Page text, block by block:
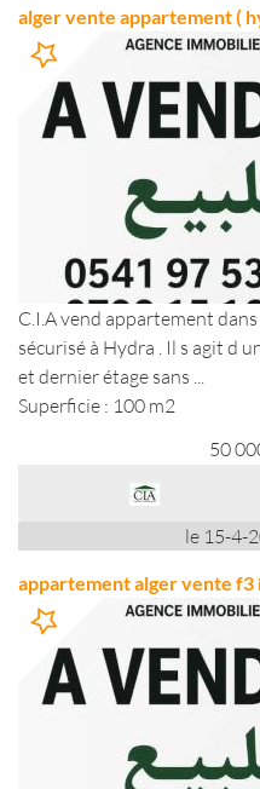
alger vente appartement (
C.I.A vend appartement
sécurisé à Hydra . Il s agit d
et dernier étage sans ...
Superficie : 100 m2
50
le 15-4-
appartement alger vente f3